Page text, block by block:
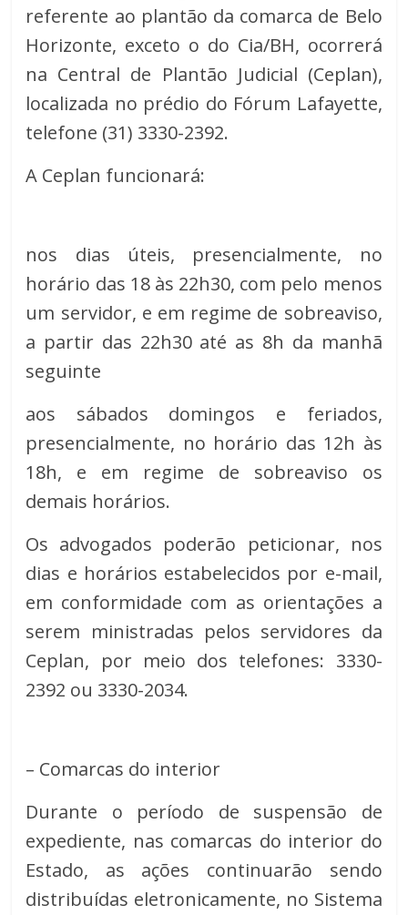
referente ao plantão da comarca de Belo
Horizonte, exceto o do Cia/BH, ocorrerá
na Central de Plantão Judicial (Ceplan),
localizada no prédio do Fórum Lafayette,
telefone (31) 3330-2392.
A Ceplan funcionará:
nos dias úteis, presencialmente, no
horário das 18 às 22h30, com pelo menos
um servidor, e em regime de sobreaviso,
a partir das 22h30 até as 8h da manhã
seguinte
aos sábados domingos e feriados,
presencialmente, no horário das 12h às
18h, e em regime de sobreaviso os
demais horários.
Os advogados poderão peticionar, nos
dias e horários estabelecidos por e-mail,
em conformidade com as orientações a
serem ministradas pelos servidores da
Ceplan, por meio dos telefones: 3330-
2392 ou 3330-2034.
– Comarcas do interior
Durante o período de suspensão de
expediente, nas comarcas do interior do
Estado, as ações continuarão sendo
distribuídas eletronicamente, no Sistema